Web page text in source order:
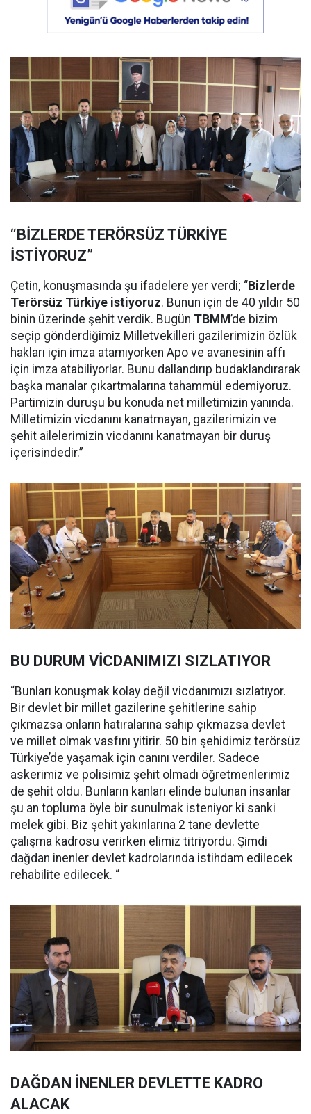
“BİZLERDE TERÖRSÜZ TÜRKİYE
İSTİYORUZ”
Çetin, konuşmasında şu ifadelere yer verdi; “Bizlerde
Terörsüz Türkiye istiyoruz. Bunun için de 40 yıldır 50
binin üzerinde şehit verdik. Bugün TBMM’de bizim
seçip gönderdiğimiz Milletvekilleri gazilerimizin özlük
hakları için imza atamıyorken Apo ve avanesinin affı
için imza atabiliyorlar. Bunu dallandırıp budaklandırarak
başka manalar çıkartmalarına tahammül edemiyoruz.
Partimizin duruşu bu konuda net milletimizin yanında.
Milletimizin vicdanını kanatmayan, gazilerimizin ve
şehit ailelerimizin vicdanını kanatmayan bir duruş
içerisindedir.”
BU DURUM VİCDANIMIZI SIZLATIYOR
“Bunları konuşmak kolay değil vicdanımızı sızlatıyor.
Bir devlet bir millet gazilerine şehitlerine sahip
çıkmazsa onların hatıralarına sahip çıkmazsa devlet
ve millet olmak vasfını yitirir. 50 bin şehidimiz terörsüz
Türkiye’de yaşamak için canını verdiler. Sadece
askerimiz ve polisimiz şehit olmadı öğretmenlerimiz
de şehit oldu. Bunların kanları elinde bulunan insanlar
şu an topluma öyle bir sunulmak isteniyor ki sanki
melek gibi. Biz şehit yakınlarına 2 tane devlette
çalışma kadrosu verirken elimiz titriyordu. Şimdi
dağdan inenler devlet kadrolarında istihdam edilecek
rehabilite edilecek. “
DAĞDAN İNENLER DEVLETTE KADRO
ALACAK